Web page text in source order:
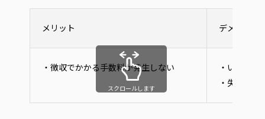
メリット デメリット
・徴収でかかる手数料が発生しない
・いつ回収
・失客する
スクロールします